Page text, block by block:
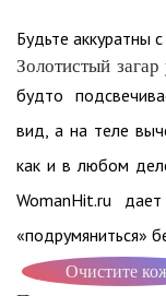
Будьте аккуратны
Золотистый
будто
вид, а на теле
как и в любом
WomanHit.ru
«подрумяниться»
Очистите